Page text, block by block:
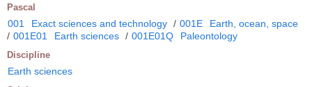
Pascal
001 Exact sciences and technology / 001E
Earth, ocean, space
/ 001E01 Earth sciences / 001E01Q Paleontology
Discipline
Earth sciences